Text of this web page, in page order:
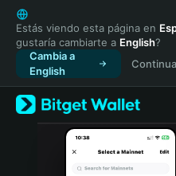
English
日本語
Tiếng Việt
Русский
Español (Latinoamérica)
Türkçe
Italiano
Estás viendo esta página en
gustaría cambiarte a English?
Cambia a
English